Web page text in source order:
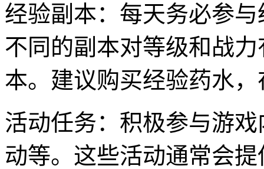
经验副本：每天务必参
不同的副本对等级和战
本。建议购买经验药水
活动任务：积极参与游
动等。这些活动通常会